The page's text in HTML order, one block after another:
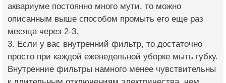
аквариуме постоянно много мути, то можно
описанным выше способом промыть его еще раз
месяца через 2-3.
3. Если у вас внутренний фильтр, то достаточно
просто при каждой еженедельной уборке мыть губку.
Внутренние фильтры намного менее чувствительны